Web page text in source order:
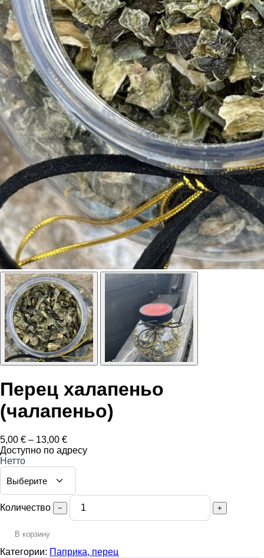
Перец халапеньо
(чалапеньо)
5,00 € – 13,00 €Диапазон
цен:
Доступно по адресу
Нетто
Количество − +
В корзину
Категории: Паприка, перец